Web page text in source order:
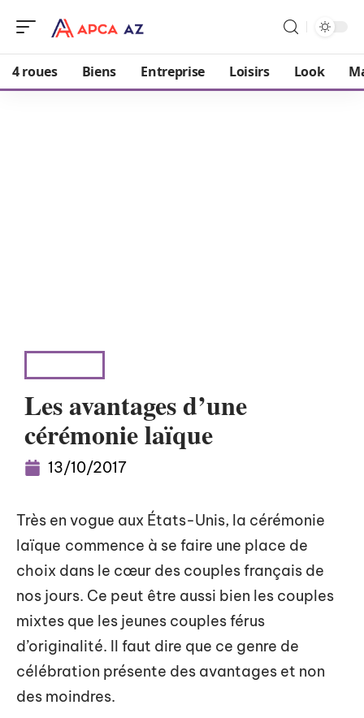
4 roues Biens Entreprise Loisirs Look
Les avantages d’une
cérémonie laïque
13/10/2017
Très en vogue aux États-Unis, la cérémonie
laïque commence à se faire une place de
choix dans le cœur des couples français de
nos jours. Ce peut être aussi bien les couples
mixtes que les jeunes couples férus
d’originalité. Il faut dire que ce genre de
célébration présente des avantages et non
des moindres.